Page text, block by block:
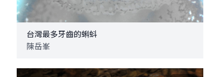
台灣最多牙齒的蝌蚪
陳岳峯